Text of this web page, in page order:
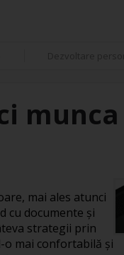
munca
mai ales atunci
cu documente și
strategii prin
mai confortabilă și